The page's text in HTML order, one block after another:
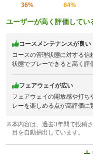
36% 64%
ユーザーが高く評価してい
コースメンテナンスが良い
コースの管理状態に対する
状態でプレーできると高く評
フェアウェイが広い
フェアウェイの開放感や打
レーを楽しめる点が高評価に
※本内容は、過去3年間で投稿
目を自動抽出しています。